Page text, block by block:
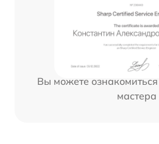
Вы можете
мастера